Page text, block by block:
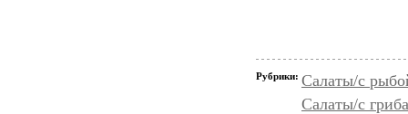
Рубрики: Салаты/с
Салаты/с